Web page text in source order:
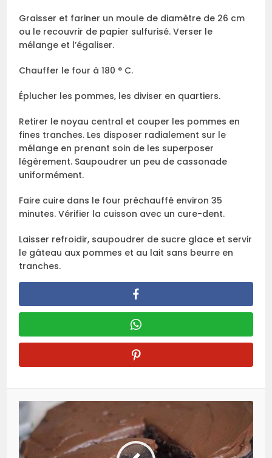
Graisser et fariner un moule de diamètre de 26 cm
ou le recouvrir de papier sulfurisé. Verser le
mélange et l’égaliser.
Chauffer le four à 180 ° C.
Éplucher les pommes, les diviser en quartiers.
Retirer le noyau central et couper les pommes en
fines tranches. Les disposer radialement sur le
mélange en prenant soin de les superposer
légèrement. Saupoudrer un peu de cassonade
uniformément.
Faire cuire dans le four préchauffé environ 35
minutes. Vérifier la cuisson avec un cure-dent.
Laisser refroidir, saupoudrer de sucre glace et servir
le gâteau aux pommes et au lait sans beurre en
tranches.